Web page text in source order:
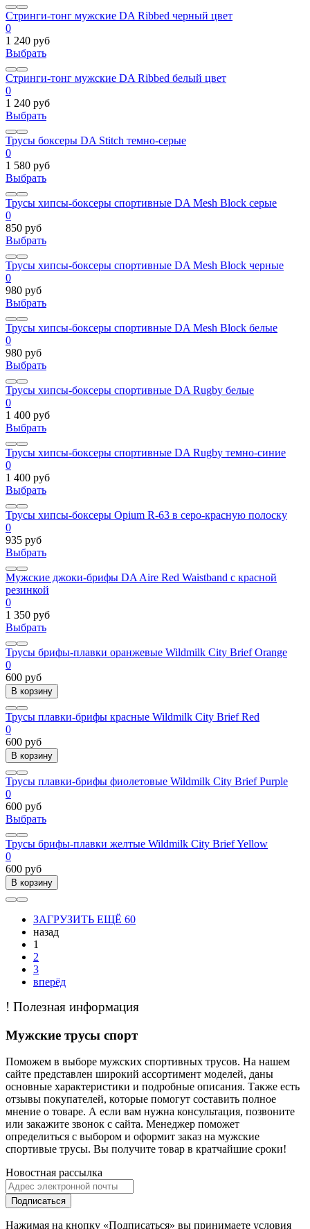
Стринги-тонг мужские DA Ribbed черный цвет
0
1 240 руб
Выбрать
Стринги-тонг мужские DA Ribbed белый цвет
0
1 240 руб
Выбрать
Трусы боксеры DA Stitch темно-серые
0
1 580 руб
Выбрать
Трусы хипсы-боксеры спортивные DA Mesh Block серые
0
850 руб
Выбрать
Трусы хипсы-боксеры спортивные DA Mesh Block черные
0
980 руб
Выбрать
Трусы хипсы-боксеры спортивные DA Mesh Block белые
0
980 руб
Выбрать
Трусы хипсы-боксеры спортивные DA Rugby белые
0
1 400 руб
Выбрать
Трусы хипсы-боксеры спортивные DA Rugby темно-синие
0
1 400 руб
Выбрать
Трусы хипсы-боксеры Opium R-63 в серо-красную полоску
0
935 руб
Выбрать
Мужские джоки-брифы DA Aire Red Waistband с красной
резинкой
0
1 350 руб
Выбрать
Трусы брифы-плавки оранжевые Wildmilk City Brief Orange
0
600 руб
В корзину
Трусы плавки-брифы красные Wildmilk City Brief Red
0
600 руб
В корзину
Трусы плавки-брифы фиолетовые Wildmilk City Brief Purple
0
600 руб
Выбрать
Трусы брифы-плавки желтые Wildmilk City Brief Yellow
0
600 руб
В корзину
ЗАГРУЗИТЬ ЕЩЁ 60
назад
1
2
3
вперёд
! Полезная информация
Мужские трусы спорт
Поможем в выборе мужских спортивных трусов. На нашем
сайте представлен широкий ассортимент моделей, даны
основные характеристики и подробные описания. Также есть
отзывы покупателей, которые помогут составить полное
мнение о товаре. А если вам нужна консультация, позвоните
или закажите звонок с сайта. Менеджер поможет
определиться с выбором и оформит заказ на мужские
спортивые трусы. Вы получите товар в кратчайшие сроки!
Новостная рассылка
Подписаться
Нажимая на кнопку «Подписаться» вы принимаете условия